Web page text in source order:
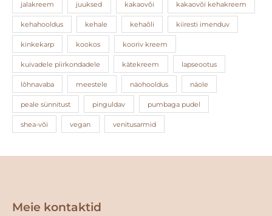
jalakreem juuksed kakaovõi kakaovõi kehakreem
kehahooldus kehale kehaõli kiiresti imenduv
kinkekarp kookos kooriv kreem
kuivadele piirkondadele kätekreem lapseootus
lõhnavaba meestele näohooldus näole
peale sünnitust pinguldav pumbaga pudel
shea-või vegan venitusarmid
Meie kontaktid
Facebook
Instagram